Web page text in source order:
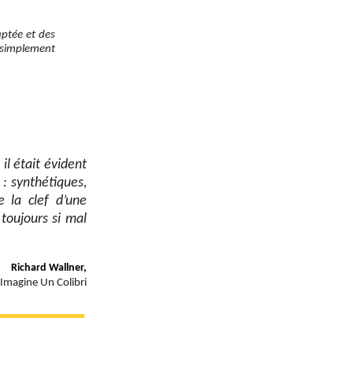
et des
il était évident
synthétiques,
la clef d’une
si mal
Richard Wallner,
Un Colibri